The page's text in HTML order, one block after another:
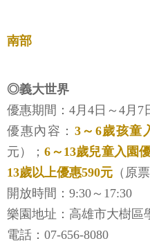
南部
◎義大世界
優惠期間：4月4日～4月7
優惠內容： 3～6歲孩童
元）；6～13歲兒童入園
13歲以上優惠590元 （原
開放時間：9:30～17:30
樂園地址：高雄市大樹區
電話：07-656-8080